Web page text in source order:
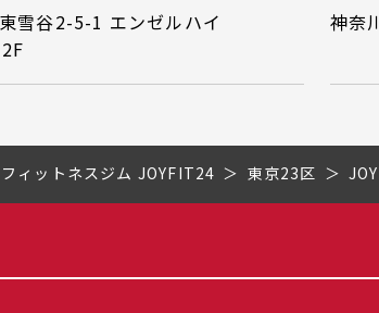
雪谷2-5-1 エンゼルハイ
神奈
フィットネスジム JOYFIT24 東京23区